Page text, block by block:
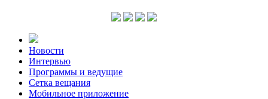
Новости
Интервью
Программы и ведущие
Сетка вещания
Мобильное приложение